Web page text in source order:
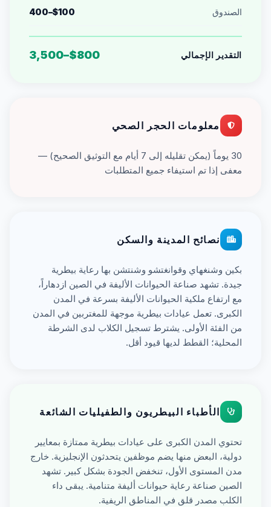
الصندوق $100–400
التقدير الإجمالي $800–3,500
معلومات الحجر الصحي
30 يوماً (يمكن تقليله إلى 7 أيام مع التوثيق الصحيح) —
معفى إذا تم استيفاء جميع المتطلبات
نصائح المدينة والسكن
بكين وشنغهاي وقوانغتشو وشنتشن بها رعاية بيطرية
جيدة. تشهد صناعة الحيوانات الأليفة في الصين ازدهاراً،
مع ارتفاع ملكية الحيوانات الأليفة بسرعة في المدن
الكبرى. تعمل عيادات بيطرية موجهة للمغتربين في المدن
من الفئة الأولى. يشترط تسجيل الكلاب لدى الشرطة
المحلية؛ القطط لديها قيود أقل.
الأطباء البيطريون والطفيليات الشائعة
تحتوي المدن الكبرى على عيادات بيطرية ممتازة بمعايير
دولية، البعض منها يضم موظفين يتحدثون الإنجليزية. خارج
مدن المستوى الأول، تنخفض الجودة بشكل كبير. تشهد
الصين صناعة رعاية حيوانات أليفة متنامية. يبقى داء
الكلب مصدر قلق في المناطق الريفية.